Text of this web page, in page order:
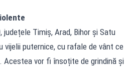
județele Timiș, Arad, Bihor și Satu
vijelii puternice, cu rafale de vânt ce
Acestea vor fi însoțite de grindină și